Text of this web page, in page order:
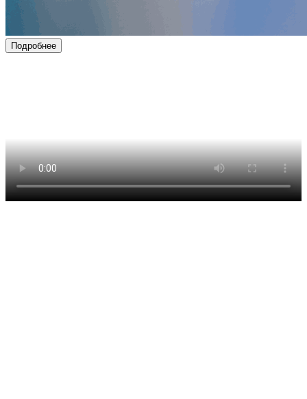
Подробнее